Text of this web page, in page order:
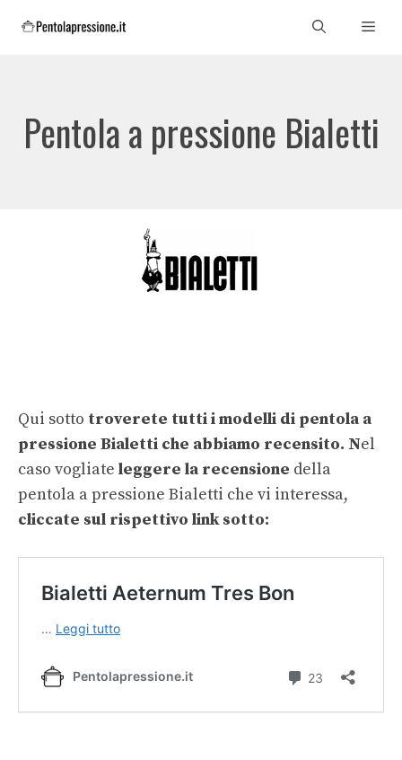
Pentola a pressione Bialetti
Qui sotto troverete tutti i modelli di pentola a
pressione Bialetti che abbiamo recensito. Nel
caso vogliate leggere la recensione della
pentola a pressione Bialetti che vi interessa,
cliccate sul rispettivo link sotto: